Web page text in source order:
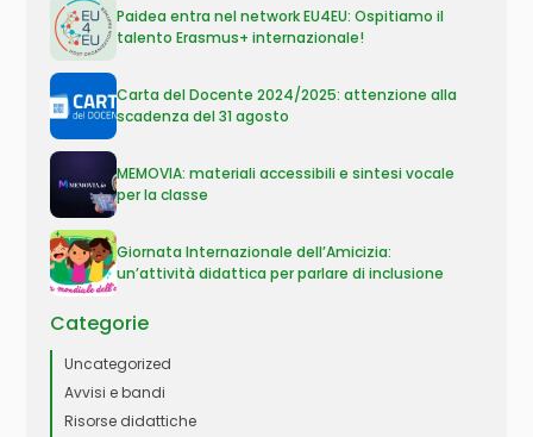
Paidea entra nel network EU4EU: Ospitiamo il
talento Erasmus+ internazionale!
Carta del Docente 2024/2025: attenzione alla
scadenza del 31 agosto
MEMOVIA: materiali accessibili e sintesi vocale
per la classe
Giornata Internazionale dell’Amicizia:
un’attività didattica per parlare di inclusione
Categorie
Uncategorized
Avvisi e bandi
Risorse didattiche